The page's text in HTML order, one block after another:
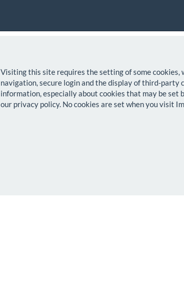
Visiting this site requires the setting of some cookies,
navigation, secure login and the display of third-party
information, especially about cookies that may be set
our privacy policy. No cookies are set when you visit